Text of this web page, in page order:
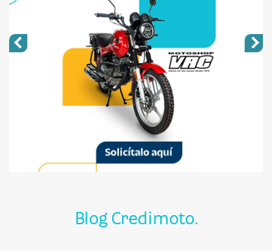
Blog Credimoto.